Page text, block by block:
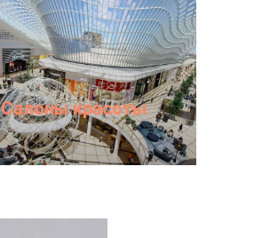
Салоны красоты